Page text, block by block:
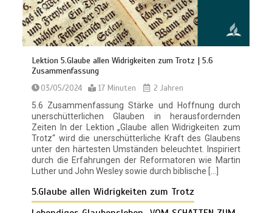
Lektion 5.Glaube allen Widrigkeiten zum Trotz | 5.6
Zusammenfassung
03/05/2024 17 Minuten
2 Jahren
5.6 Zusammenfassung Stärke und Hoffnung durch
unerschütterlichen Glauben in herausfordernden
Zeiten In der Lektion „Glaube allen Widrigkeiten zum
Trotz“ wird die unerschütterliche Kraft des Glaubens
unter den härtesten Umständen beleuchtet. Inspiriert
durch die Erfahrungen der Reformatoren wie Martin
Luther und John Wesley sowie durch biblische […]
5.Glaube allen Widrigkeiten zum Trotz